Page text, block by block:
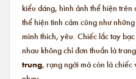
kiểu dáng, hình ảnh thể hiện trên
thể hiện tình cảm cũng như
mình thích, yêu. Chiếclắc tay
nhau không chỉ đơn thuần là
trung, rạng ngời mà còn là